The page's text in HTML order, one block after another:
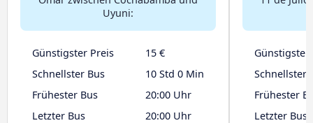
Uyuni:
Günstigster Preis
15 €
Schnellster Bus
10 Std 0 Min
Frühester Bus
20:00 Uhr
Letzter Bus
20:00 Uhr
Günstigster
Schnellster
Frühester
Letzter Bus